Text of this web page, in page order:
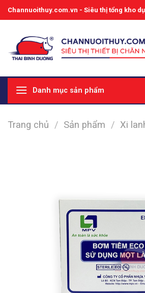
Skip
to
Channuoithuy.com.vn - Siêu thị tổng kho
Danh mục sản phẩm
Trang chủ / Sản phẩm / Xi